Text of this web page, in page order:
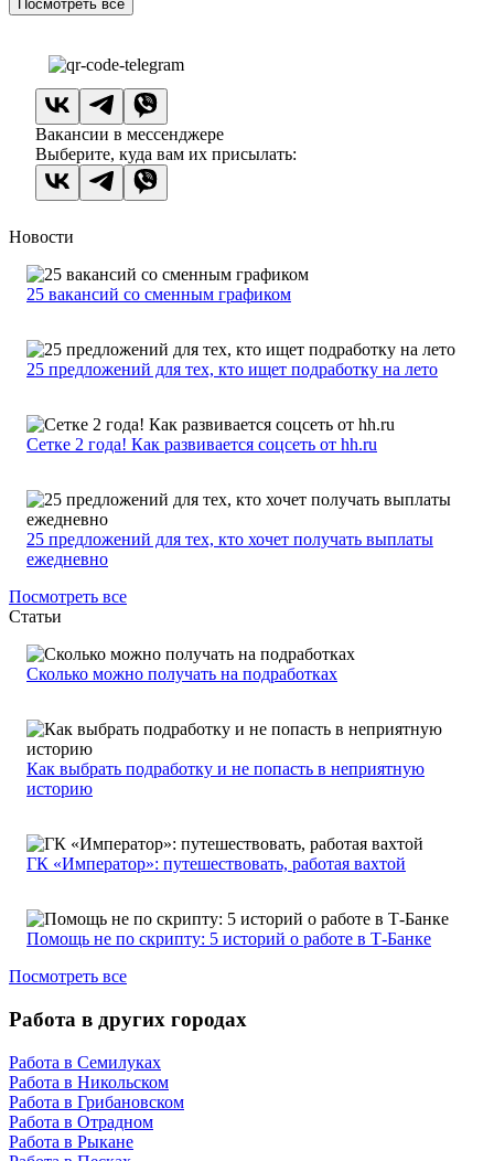
Посмотреть все
Вакансии в мессенджере
Выберите, куда вам их присылать:
Новости
25 вакансий со сменным графиком
25 предложений для тех, кто ищет подработку на лето
Сетке 2 года! Как развивается соцсеть от hh.ru
25 предложений для тех, кто хочет получать выплаты
ежедневно
Посмотреть все
Статьи
Сколько можно получать на подработках
Как выбрать подработку и не попасть в неприятную
историю
ГК «Император»: путешествовать, работая вахтой
Помощь не по скрипту: 5 историй о работе в Т-Банке
Посмотреть все
Работа в других городах
Работа в Семилуках
Работа в Никольском
Работа в Грибановском
Работа в Отрадном
Работа в Рыкане